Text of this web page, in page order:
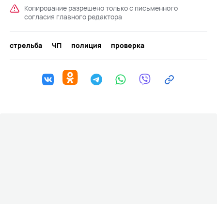
Копирование разрешено только с письменного
согласия главного редактора
стрельба ЧП полиция проверка